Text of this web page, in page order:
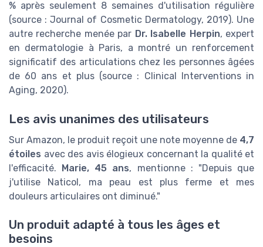
% après seulement 8 semaines d'utilisation régulière
(source : Journal of Cosmetic Dermatology, 2019). Une
autre recherche menée par Dr. Isabelle Herpin, expert
en dermatologie à Paris, a montré un renforcement
significatif des articulations chez les personnes âgées
de 60 ans et plus (source : Clinical Interventions in
Aging, 2020).
Les avis unanimes des utilisateurs
Sur Amazon, le produit reçoit une note moyenne de 4,7
étoiles avec des avis élogieux concernant la qualité et
l'efficacité. Marie, 45 ans, mentionne : "Depuis que
j'utilise Naticol, ma peau est plus ferme et mes
douleurs articulaires ont diminué."
Un produit adapté à tous les âges et
besoins